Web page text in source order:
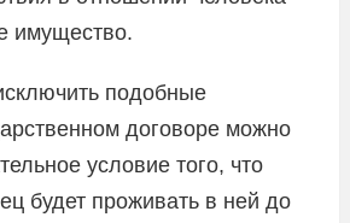
имущество.
подобные
договоре можно
условие того, что
будет проживать в ней до